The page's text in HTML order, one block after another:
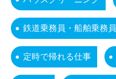
鉄道乗務員・船舶乗務員
定時で帰れる仕事